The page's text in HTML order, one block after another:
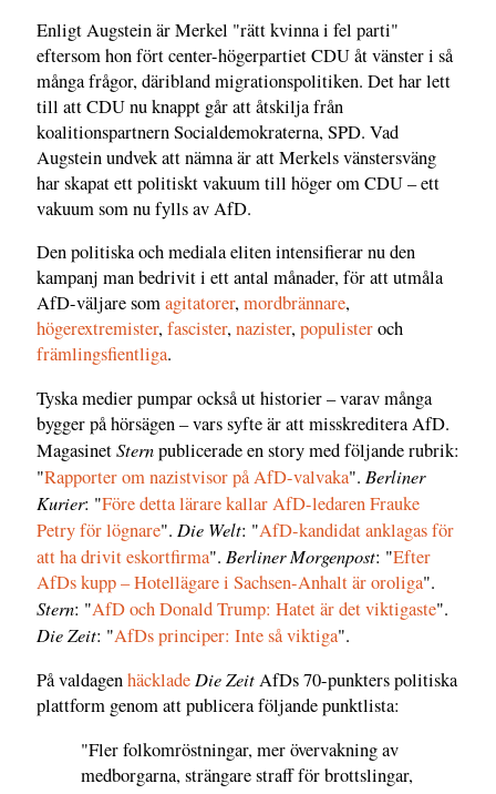
Enligt Augstein är Merkel "rätt kvinna i fel parti"
eftersom hon fört center-högerpartiet CDU åt vänster i så
många frågor, däribland migrationspolitiken. Det har lett
till att CDU nu knappt går att åtskilja från
koalitionspartnern Socialdemokraterna, SPD. Vad
Augstein undvek att nämna är att Merkels vänstersväng
har skapat ett politiskt vakuum till höger om CDU – ett
vakuum som nu fylls av AfD.
Den politiska och mediala eliten intensifierar nu den
kampanj man bedrivit i ett antal månader, för att utmåla
AfD-väljare somagitatorer,mordbrännare,
högerextremister,fascister,nazister,populisteroch
främlingsfientliga.
Tyska medier pumpar också ut historier – varav många
bygger på hörsägen – vars syfte är att misskreditera AfD.
MagasinetSternpublicerade en story med följande rubrik:
"Rapporter om nazistvisor på AfD-valvaka". Berliner
Kurier: "Före detta lärare kallar AfD-ledaren Frauke
Petry för lögnare". Die Welt: "AfD-kandidat anklagas för
att ha drivit eskortfirma". Berliner Morgenpost: "Efter
AfDs kupp – Hotellägare i Sachsen-Anhalt är oroliga".
Stern: "AfD och Donald Trump: Hatet är det viktigaste".
Die Zeit: "AfDs principer: Inte så viktiga".
På valdagenhäcklade Die ZeitAfDs 70-punkters politiska
plattform genom att publicera följande punktlista:
"Fler folkomröstningar, mer övervakning av
medborgarna, strängare straff för brottslingar,